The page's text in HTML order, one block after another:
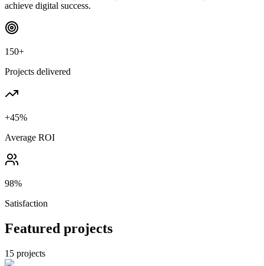
achieve digital success.
150+
Projects delivered
+45%
Average ROI
98%
Satisfaction
Featured projects
15 projects